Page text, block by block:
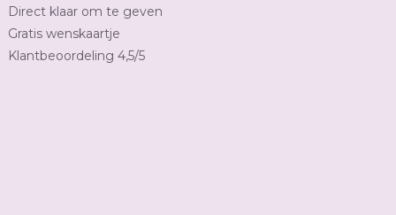
Direct klaar om te geven
Gratis wenskaartje
Klantbeoordeling 4,5/5